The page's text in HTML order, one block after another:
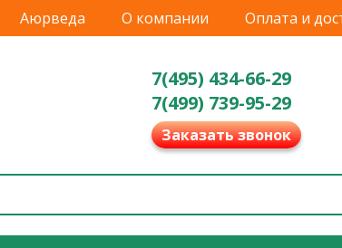
Аюрведа О компании Оплата и
7(495) 434-66-29
7(499) 739-95-29
Заказать звонок